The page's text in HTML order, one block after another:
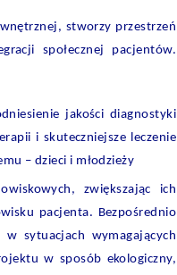
stworzy przestrzeń
społecznej pacjentów.
jakości diagnostyki
i skuteczniejsze leczenie
– dzieci i młodzieży
zwiększając ich
pacjenta. Bezpośrednio
sytuacjach wymagających
w sposób ekologiczny,